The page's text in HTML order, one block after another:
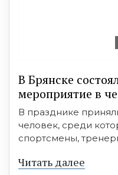
В Брянске
мероприятие в
В празднике
человек, среди
спортсмены,
Читать далее